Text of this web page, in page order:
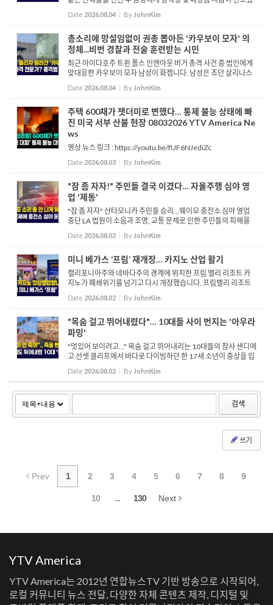
습니다. 미 연방 법원은 2025년 6월 101번 프리웨이에서 법 집행
을 방해한 혐의로 기소된 42세의 이스마엘 베가와 23세의 야추...
Date 2026.08.04 By JohnKim
총소리에 망설임없이 권총 뽑아든 '카우보이 모자' 의
정체...비번 경찰과 전술 훈련받는 시민
최근 아이다호주 트윈 폴스 인앤아웃 버거 총격 사건 중 범인에게
맞대응한 카우보이 모자 남성이 화젭니다. 남성은 조던 살리나스
라는 시민으로, 2021년 보이시 몰 총격 사건 이후 매주 전술 훈련
을 받아왔으며 이번 인앤아웃 버거 총격 현장에서 총소리를 듣...
Date 2026.08.04 By JohnKim
주택 600채가 잿더미로 변했다… 통제 불능 상태에 빠
진 미국 서부 산불 현장 08032026 YTV America Ne
ws
영상 뉴스 링크 : https://youtu.be/fUF6NJediZc
Date 2026.08.03 By JohnKim
"잠 좀 자자!" 주민들 결국 이겼다… 자율주행 심야 영
업 '제동'
"잠 좀 자자" 산타모니카 주민들 승리…웨이모 충전소 심야 영업
중단 LA 법원이 소음과 조명, 교통 문제로 인한 주민들의 피해를
인정해 산타모니카에 위치한 웨이모의 충전 시설 두 곳에 심야 운
영 중단을 명령했습니다. 이에 따라 웨이모는 관련 소송...
Date 2026.08.02 By JohnKim
미니 베가스 ‘프림’ 재개장… 카지노 산업 활기
캘리포니아주와 네바다주의 경계에 위치한 프림 밸리 리조트 카
지노가 폐쇄위기를 넘기고 다시 개장했습니다. 프림밸리 리조트
는 지난 독립 기념일 운영이 중단되면서 사실상 문을 닫는 것으로
보였으나 새 운영사인 테리블스가 이를 인수하면서 17일만에 다
Date 2026.08.02 By JohnKim
"목숨 걸고 뛰어내렸다"… 10대들 사이 번지는 '아우라
파밍'
"멋있어 보이려고..." 목숨 걸고 뛰어내리는 10대들의 참사 샌디에
고 선셋 클리프에서 바다로 다이빙하던 한 17세 소년이 중상을 입
은 영상이 관심을 끌고 있습니다. 구조 당국은 이 지역에서의 절벽
다이빙이 명백한 불법이며, 숨겨진 바위와 거친 파도 때문...
Date 2026.08.02 By JohnKim
검색
쓰기
Prev 1 2 3 4 5 6 7 8 9
10 ... 130 Next
YTV America
YTV America는 2012년 연합뉴스TV 기반 방송으로 시작되어,
로컬 커뮤니티 뉴스 전달, 다양한 자체 콘텐츠 제작, 디지털 및